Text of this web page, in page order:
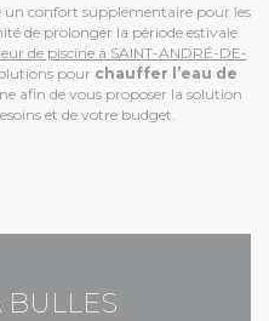
un confort supplémentaire pour les
de prolonger la période estivale.
de piscine à SAINT-ANDRÉ-DE-
pour chauffer l’eau de
afin de vous proposer la solution
et de votre budget.
BULLES